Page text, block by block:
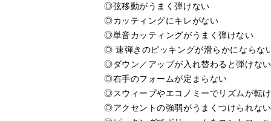
◎弦移動がうまく弾けない
◎カッティングにキレがない
◎単音カッティングがうまく弾けない
◎ 速弾きのピッキングが滑らかにならな
◎ダウン／アップが入れ替わると弾けない
◎右手のフォームが定まらない
◎スウィープやエコノミーでリズムが転
◎アクセントの強弱がうまくつけられない